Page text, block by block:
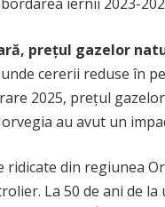
prețul gazelor
cererii reduse în
2025, prețul
au avut un
ridicate din regiunea
La 50 de ani de